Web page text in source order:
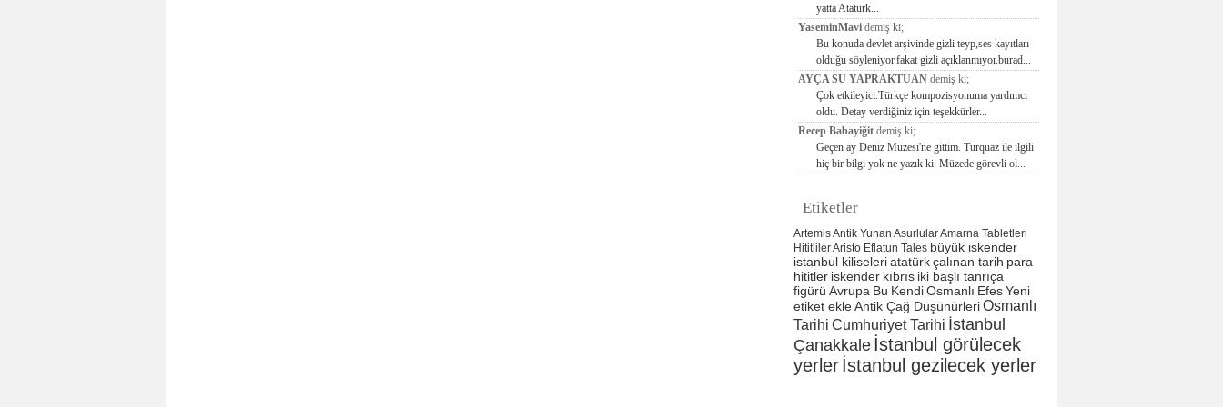
yatta Atatürk...
YaseminMavi demiş ki;
Bu konuda devlet arşivinde gizli teyp,ses kayıtları
olduğu söyleniyor.fakat gizli açıklanmıyor.burad...
AYÇA SU YAPRAKTUAN demiş ki;
Çok etkileyici.Türkçe kompozisyonuma yardımcı
oldu. Detay verdiğiniz için teşekkürler...
Recep Babayiğit demiş ki;
Geçen ay Deniz Müzesi'ne gittim. Turquaz ile ilgili
hiç bir bilgi yok ne yazık ki. Müzede görevli ol...
Etiketler
ArtemisAntik Yunan AsurlularAmarna Tabletleri
HititlilerAristo Eflatun Tales büyük iskender
istanbul kiliseleriatatürkçalınan tarih para
hititler iskender kıbrıs iki başlı tanrıça
figürü Avrupa Bu KendiOsmanlı EfesYeni
etiket ekleAntik Çağ DüşünürleriOsmanlı
Tarihi Cumhuriyet Tarihi İstanbul
Çanakkaleİstanbul görülecek
yerlerİstanbul gezilecek yerler